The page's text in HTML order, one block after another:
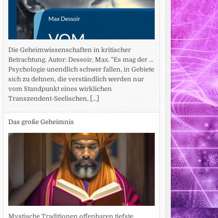
Die Geheimwissenschaften in kritischer
Betrachtung. Autor: Dessoir, Max. "Es mag der ...
Psychologie unendlich schwer fallen, in Gebiete
sich zu dehnen, die verständlich werden nur
vom Standpunkt eines wirklichen
Transzendent-Seelischen, [...]
Das große Geheimnis
Mystische Traditionen offenbaren tiefste